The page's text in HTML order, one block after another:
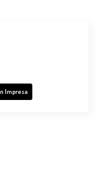
Impresa